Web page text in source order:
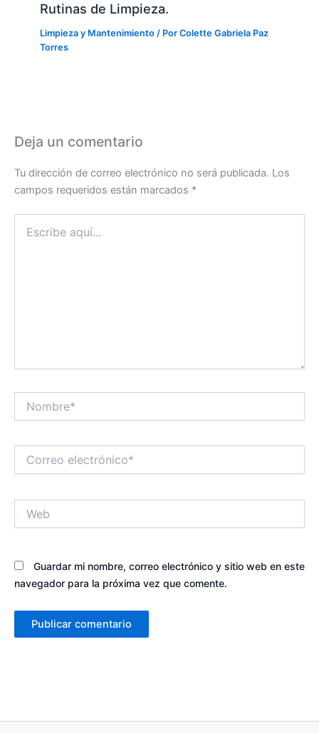
Rutinas de Limpieza.
Limpieza y Mantenimiento / PorColette Gabriela Paz
Torres
Deja un comentario
Tu dirección de correo electrónico no será publicada. Los
campos requeridos están marcados *
aquí...
electrónico*
Guardar mi nombre, correo electrónico y sitio web en este
navegador para la próxima vez que comente.